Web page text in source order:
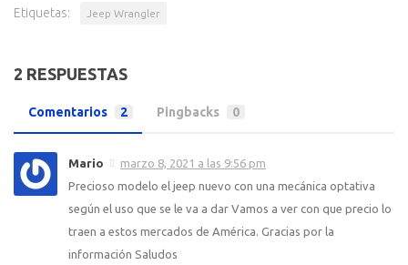
Etiquetas: Jeep Wrangler
2 RESPUESTAS
Comentarios 2 Pingbacks 0
Mario
marzo 8, 2021 a las 9:56 pm
Precioso modelo el jeep nuevo con una mecánica optativa
según el uso que se le va a dar Vamos a ver con que precio lo
traen a estos mercados de América. Gracias por la
información Saludos